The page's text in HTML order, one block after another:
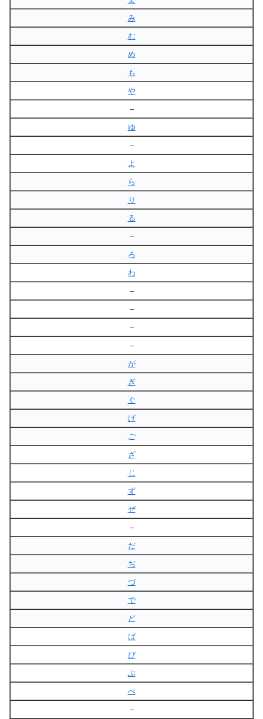
み
む
め
も
や
–
ゆ
–
よ
ら
り
る
–
ろ
わ
–
–
–
–
が
ぎ
ぐ
げ
ご
ざ
じ
ず
ぜ
–
だ
ぢ
づ
で
ど
ば
び
ぶ
べ
–